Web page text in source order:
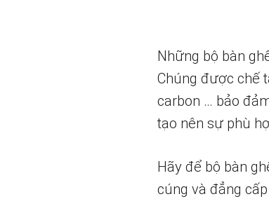
Những bộ bàn
Chúng được chế
carbon … bảo
tạo nên sự phù
Hãy để bộ bàn
cúng và đẳng